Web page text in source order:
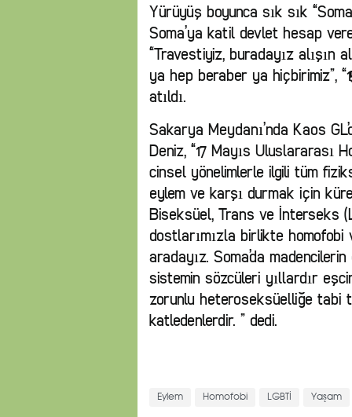
Yürüyüş boyunca sık sık
Soma’ya katil devlet hesap
“Travestiyiz, buradayız alışın
ya hep beraber ya hiçbirimiz”,
atıldı.
Sakarya Meydanı’nda Kaos
Deniz, “17 Mayıs Uluslararası
cinsel yönelimlerle ilgili tüm
eylem ve karşı durmak için
Biseksüel, Trans ve İnterseks
dostlarımızla birlikte
aradayız. Soma’da
sistemin sözcüleri yıllardır
zorunlu heteroseksüelliğe tabi
katledenlerdir. ” dedi.
Eylem Homofobi LGBTİ Yaşam